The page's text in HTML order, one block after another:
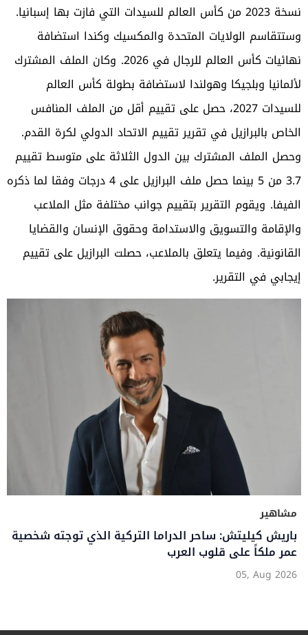
نسخة 2023 من كأس العالم للسيدات التي فازت بها إسبانيا.
وستتقاسم الولايات المتحدة والمكسيك وكندا استضافة
نهائيات كأس العالم للرجال في 2026.
وكان الملف المشترك
لألمانيا وبلجيكا وهولندا لاستضافة بطولة كأس العالم
للسيدات 2027، حصل على تقييم أقل من الملف المنافس
الخاص بالبرازيل في تقرير تقييم الاتحاد الدولي لكرة القدم.
وحصل الملف المشترك بين الدول الثلاثة على متوسط تقييم
3.7 من 5 بينما حصل ملف البرازيل على 4 درجات وفقا لما ذكره
الفيفا. ويقوم التقرير بتقييم جوانب مختلفة مثل الملاعب
والإقامة والتسويق والاستدامة وحقوق الإنسان والقضايا
القانونية. وفيما يتعلق بالملاعب، حصلت البرازيل على تقييم
إيجابي في التقرير.
مشاهير
باريش كيليتش: ساحر الدراما التركية الذي توجته شخصية
عمر ملكاً على قلوب العرب
05, Aug 2026